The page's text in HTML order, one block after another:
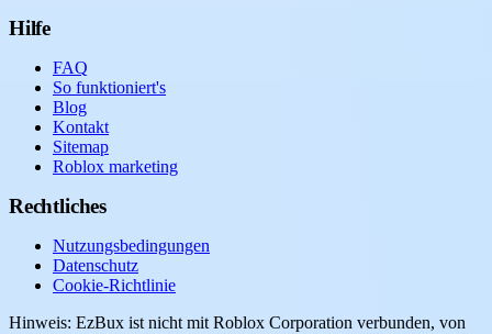
Hilfe
FAQ
So funktioniert's
Blog
Kontakt
Sitemap
Roblox marketing
Rechtliches
Nutzungsbedingungen
Datenschutz
Cookie-Richtlinie
Hinweis: EzBux ist nicht mit Roblox Corporation verbunden, von